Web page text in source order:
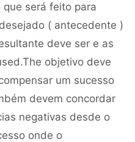
será feito para
( antecedente )
deve ser e as
objetivo deve
um sucesso
devem concordar
negativas desde o
onde o